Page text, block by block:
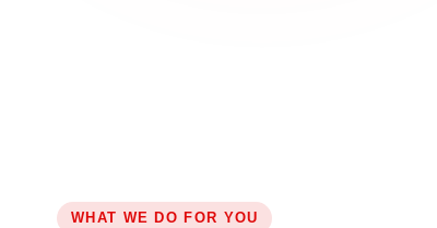
WHAT WE DO FOR YOU